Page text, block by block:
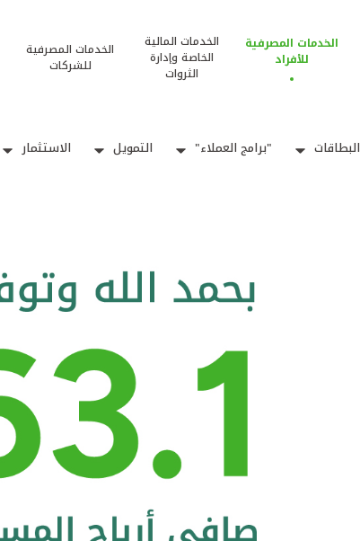
الخدمات المصرفية
للأفراد
الخدمات المالية
الخاصة وإدارة
الثروات
الخدمات المصرفية
للشركات
البطاقات "برامج العملاء" التمويل الاستثمار